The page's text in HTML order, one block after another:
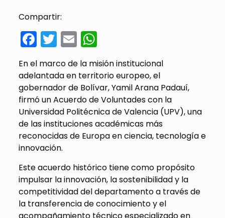
Compartir:
Facebook
Twitter
EmailWhatsApp
En el marco de la misión institucional
adelantada en territorio europeo, el
gobernador de Bolívar, Yamil Arana Padauí,
firmó un Acuerdo de Voluntades con la
Universidad Politécnica de Valencia (UPV), una
de las instituciones académicas más
reconocidas de Europa en ciencia, tecnología e
innovación.
Este acuerdo histórico tiene como propósito
impulsar la innovación, la sostenibilidad y la
competitividad del departamento a través de
la transferencia de conocimiento y el